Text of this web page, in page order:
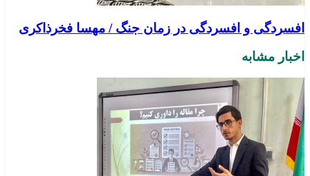
افسردگی و افسردگی در زمان جنگ / مهسا فخرذاکری
اخبار مشابه